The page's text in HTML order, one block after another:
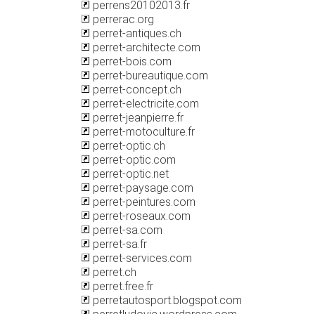
perrens20102013.fr
perrerac.org
perret-antiques.ch
perret-architecte.com
perret-bois.com
perret-bureautique.com
perret-concept.ch
perret-electricite.com
perret-jeanpierre.fr
perret-motoculture.fr
perret-optic.ch
perret-optic.com
perret-optic.net
perret-paysage.com
perret-peintures.com
perret-roseaux.com
perret-sa.com
perret-sa.fr
perret-services.com
perret.ch
perret.free.fr
perretautosport.blogspot.com